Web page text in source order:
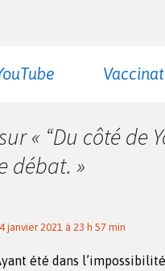
« “Du côté de
débat. »
janvier 2021 à 23 h 57 min
été dans